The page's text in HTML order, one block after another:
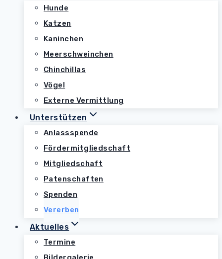
Hunde
Katzen
Kaninchen
Meerschweinchen
Chinchillas
Vögel
Externe Vermittlung
Unterstützen
Anlassspende
Fördermitgliedschaft
Mitgliedschaft
Patenschaften
Spenden
Vererben
Aktuelles
Termine